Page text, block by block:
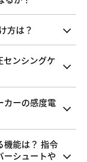
方は？
センシングケ
カーの感度電
機能は？ 指令
ーシュートや